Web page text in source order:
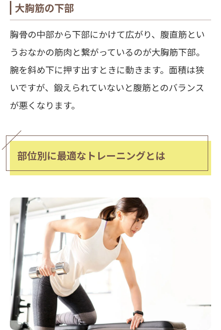
大胸筋の下部
胸骨の中部から下部にかけて広がり、腹直筋とい
うおなかの筋肉と繋がっているのが大胸筋下部。
腕を斜め下に押す出すときに動きます。面積は狭
いですが、鍛えられていないと腹筋とのバランス
が悪くなります。
部位別に最適なトレーニングとは